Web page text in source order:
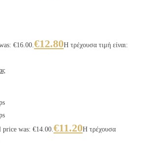
€16.00. €12.80Η τρέχουσα τιμή είναι:
was: €14.00. €11.20Η τρέχουσα